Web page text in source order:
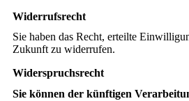
Widerrufsrecht
Sie haben das Recht, erteilte
Zukunft zu widerrufen.
Widerspruchsrecht
Sie können der künftigen